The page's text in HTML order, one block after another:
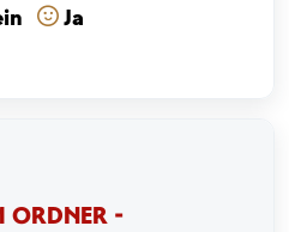
Ja
ORDNER -